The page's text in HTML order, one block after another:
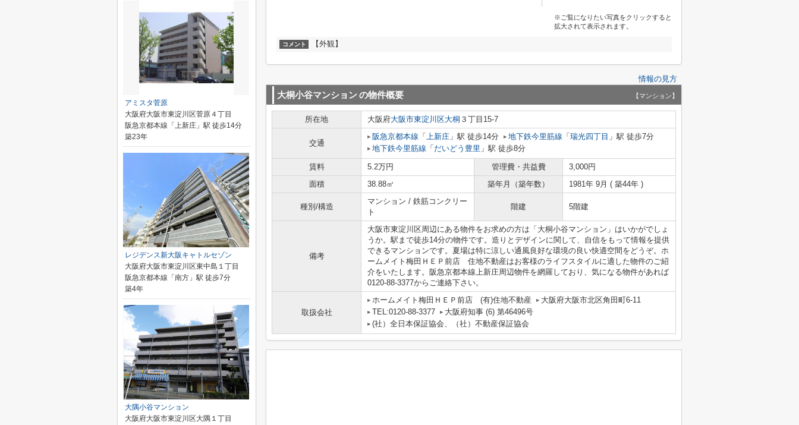
※ご覧になりたい写真をクリックすると
拡大されて表示されます。
コメント 【外観】
情報の見方
大桐小谷マンションの物件概要 【マンション】
所在地 大阪府大阪市東淀川区大桐 ３丁目15-7
交通
阪急京都本線 「 上新庄 」駅 徒歩14分 地下鉄今里筋線 「 瑞光四丁目 」駅 徒歩7分
地下鉄今里筋線 「 だいどう豊里 」駅 徒歩8分
賃料 5.2万円 管理費・共益費
3,000円
面積
38.88㎡ 築年月（築年数） 1981年 9月 ( 築44年 )
種別/構造
マンション / 鉄筋コンクリー
ト
階建 5階建
備考
大阪市東淀川区周辺にある物件をお求めの方は「大桐小谷マンション」はいかがでしょ
うか。駅まで徒歩14分の物件です。造りとデザインに関して、自信をもって情報を提供
できるマンションです。夏場は特に涼しい通風良好な環境の良い快適空間をどうぞ。ホ
ームメイト梅田ＨＥＰ前店 住地不動産はお客様のライフスタイルに適した物件のご紹
介をいたします。阪急京都本線上新庄周辺物件を網羅しており、気になる物件があれば
0120-88-3377からご連絡下さい。
取扱会社
ホームメイト梅田ＨＥＰ前店 (有)住地不動産
大阪府大阪市北区角田町6-11
TEL:0120-88-3377
大阪府知事 (6) 第46496号
(社）全日本保証協会、（社）不動産保証協会
アミスタ菅原
大阪府大阪市東淀川区菅原４丁目
阪急京都本線「上新庄」駅 徒歩14分
築23年
レジデンス新大阪キャトルセゾン
大阪府大阪市東淀川区東中島１丁目
阪急京都本線「南方」駅 徒歩7分
築4年
大隅小谷マンション
大阪府大阪市東淀川区大隅１丁目